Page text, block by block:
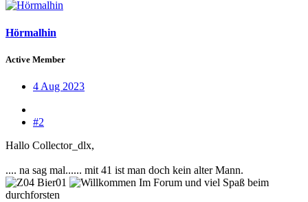
Hörmalhin
Active Member
4 Aug 2023
#2
Hallo Collector_dlx,
.... na sag mal...... mit 41 ist man doch kein alter Mann.
und viel Spaß beim
durchforsten